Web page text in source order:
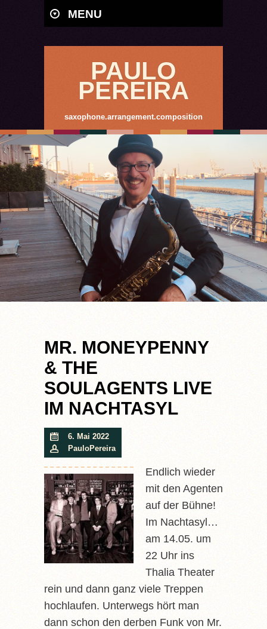
MENU
PAULO
PEREIRA
saxophone.arrangement.composition
MR. MONEYPENNY
& THE
SOULAGENTS LIVE
IM NACHTASYL
6. Mai 2022
PauloPereira
Endlich wieder
mit den Agenten
auf der Bühne!
Im Nachtasyl…
am 14.05. um
22 Uhr ins
Thalia Theater
rein und dann ganz viele Treppen
hochlaufen. Unterwegs hört man
dann schon den derben Funk von Mr.